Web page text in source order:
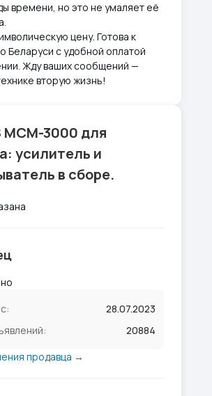
времени, но это не умаляет её
цену. Готова к
Беларуси с удобной оплатой
Жду ваших сообщений —
вторую жизнь!
MCM-3000 для
усилитель и
в сборе.
28.07.2023
20884
продавца →